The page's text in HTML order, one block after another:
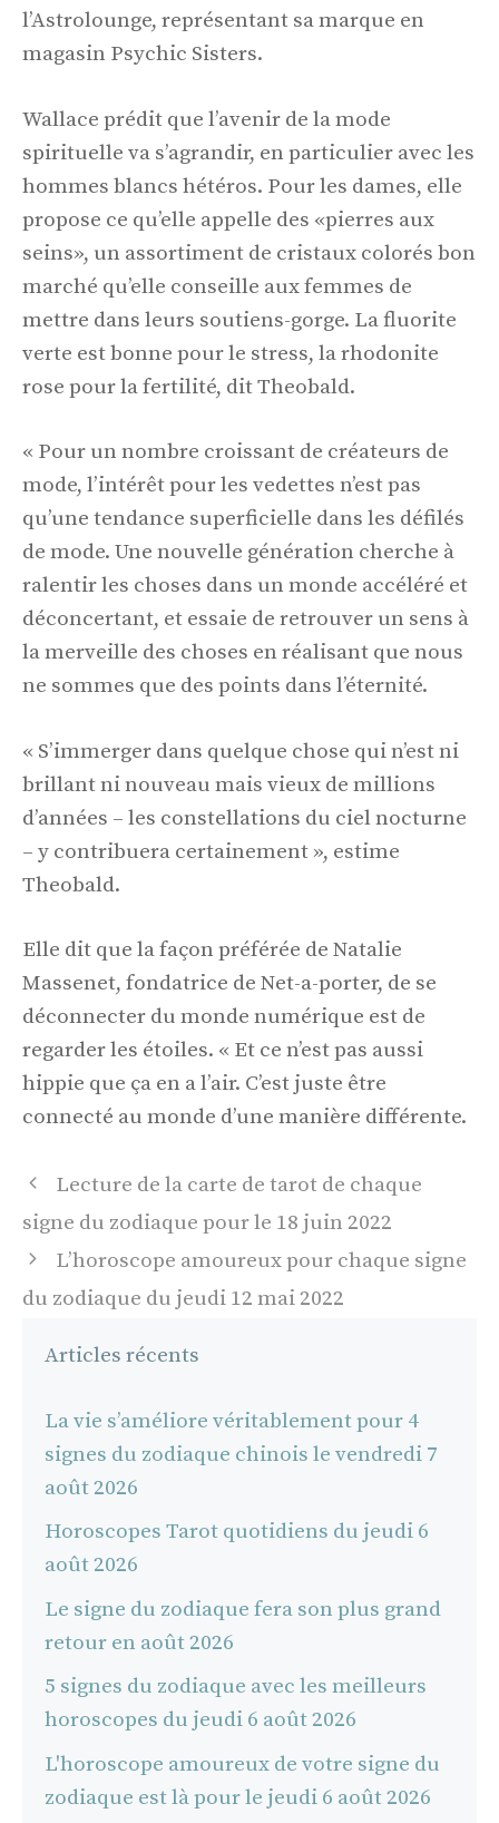
l’Astrolounge, représentant sa marque en
magasin Psychic Sisters.
Wallace prédit que l’avenir de la mode
spirituelle va s’agrandir, en particulier avec les
hommes blancs hétéros. Pour les dames, elle
propose ce qu’elle appelle des «pierres aux
seins», un assortiment de cristaux colorés bon
marché qu’elle conseille aux femmes de
mettre dans leurs soutiens-gorge. La fluorite
verte est bonne pour le stress, la rhodonite
rose pour la fertilité, dit Theobald.
« Pour un nombre croissant de créateurs de
mode, l’intérêt pour les vedettes n’est pas
qu’une tendance superficielle dans les défilés
de mode. Une nouvelle génération cherche à
ralentir les choses dans un monde accéléré et
déconcertant, et essaie de retrouver un sens à
la merveille des choses en réalisant que nous
ne sommes que des points dans l’éternité.
« S’immerger dans quelque chose qui n’est ni
brillant ni nouveau mais vieux de millions
d’années – les constellations du ciel nocturne
– y contribuera certainement », estime
Theobald.
Elle dit que la façon préférée de Natalie
Massenet, fondatrice de Net-a-porter, de se
déconnecter du monde numérique est de
regarder les étoiles. « Et ce n’est pas aussi
hippie que ça en a l’air. C’est juste être
connecté au monde d’une manière différente.
Navigation
des
Lecture de la carte de tarot de chaque
signe du zodiaque pour le 18 juin 2022
L’horoscope amoureux pour chaque signe
du zodiaque du jeudi 12 mai 2022
Articles récents
La vie s’améliore véritablement pour 4
signes du zodiaque chinois le vendredi 7
août 2026
Horoscopes Tarot quotidiens du jeudi 6
août 2026
Le signe du zodiaque fera son plus grand
retour en août 2026
5 signes du zodiaque avec les meilleurs
horoscopes du jeudi 6 août 2026
L'horoscope amoureux de votre signe du
zodiaque est là pour le jeudi 6 août 2026